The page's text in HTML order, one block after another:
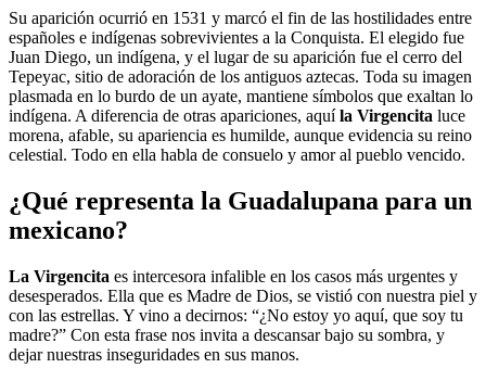
Su aparición ocurrió en 1531 y marcó el fin de las hostilidades entre
españoles e indígenas sobrevivientes a la Conquista. El elegido fue
Juan Diego, un indígena, y el lugar de su aparición fue el cerro del
Tepeyac, sitio de adoración de los antiguos aztecas. Toda su imagen
plasmada en lo burdo de un ayate, mantiene símbolos que exaltan lo
indígena. A diferencia de otras apariciones, aquí la Virgencita luce
morena, afable, su apariencia es humilde, aunque evidencia su reino
celestial. Todo en ella habla de consuelo y amor al pueblo vencido.
¿Qué representa la Guadalupana para un
mexicano?
La Virgencita es intercesora infalible en los casos más urgentes y
desesperados. Ella que es Madre de Dios, se vistió con nuestra piel y
con las estrellas. Y vino a decirnos: “¿No estoy yo aquí, que soy tu
madre?” Con esta frase nos invita a descansar bajo su sombra, y
dejar nuestras inseguridades en sus manos.